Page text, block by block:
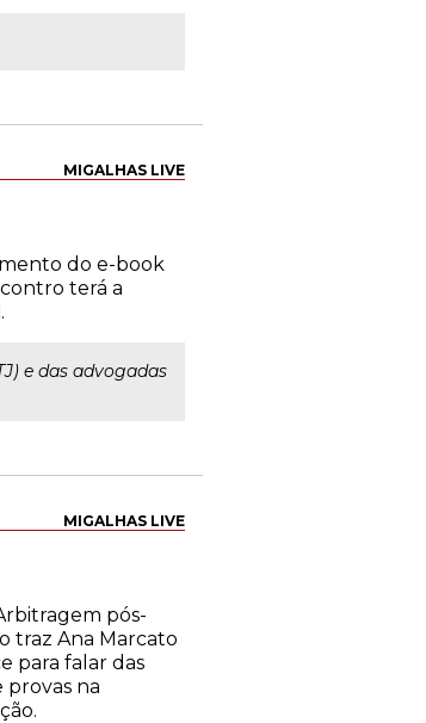
MIGALHAS LIVE
do e-book
terá a
e das advogadas
MIGALHAS LIVE
pós-
traz Ana Marcato
para falar das
provas na